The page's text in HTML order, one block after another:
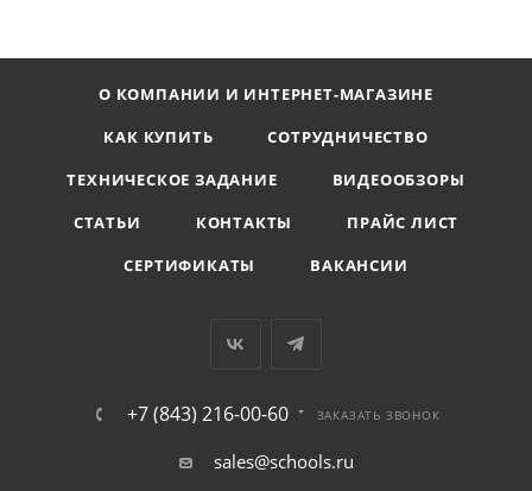
О КОМПАНИИ И ИНТЕРНЕТ-МАГАЗИНЕ
КАК КУПИТЬ
СОТРУДНИЧЕСТВО
ТЕХНИЧЕСКОЕ ЗАДАНИЕ
ВИДЕООБЗОРЫ
СТАТЬИ
КОНТАКТЫ
ПРАЙС ЛИСТ
СЕРТИФИКАТЫ
ВАКАНСИИ
+7 (843) 216-00-60 ЗАКАЗАТЬ ЗВОНОК
sales@schools.ru